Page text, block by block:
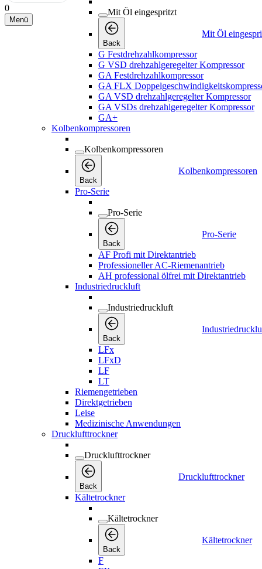
0
Menü
Mit Öl eingespritzt
Back
Mit Öl
G Festdrehzahlkompressor
G VSD drehzahlgeregelter Kompressor
GA Festdrehzahlkompressor
GA FLX
GA VSD drehzahlgeregelter Kompressor
GA VSDs drehzahlgeregelter Kompressor
GA+
Kolbenkompressoren
Kolbenkompressoren
Back
Kolbenkompressoren
Pro-Serie
Pro-Serie
Back
Pro-Serie
AF Profi mit Direktantrieb
Professioneller AC-Riemenantrieb
AH professional ölfrei mit Direktantrieb
Industriedruckluft
Industriedruckluft
Back
LFx
LFxD
LF
LT
Riemengetrieben
Direktgetrieben
Leise
Medizinische Anwendungen
Drucklufttrockner
Drucklufttrockner
Back
Drucklufttrockner
Kältetrockner
Kältetrockner
Back
Kältetrockner
F